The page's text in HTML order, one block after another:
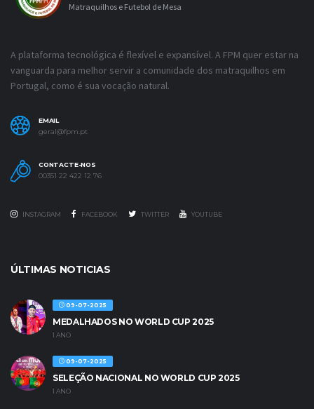
Matraquilhos e Futebol de Mesa
A plataforma tecnológica é flexível e expansível. A FPM quer estar na
vanguarda para melhor servir a comunidade dos matraquilhos em
Portugal, como é sua vocação natural.
EMAIL
geral@fpm.pt
CONTACTE-NOS
00351 22 422 12 76
INSTAGRAM FACEBOOK TWITTER YOUTUBE
ÚLTIMAS NOTICIAS
09-07-2025
MEDALHADOS NO WORLD CUP 2025
1 ANO
09-07-2025
SELEÇÃO NACIONAL NO WORLD CUP 2025
1 ANO